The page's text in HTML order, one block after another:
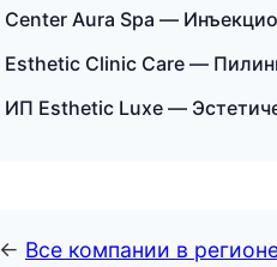
Center Aura Spa —
Esthetic Clinic Care —
ИП Esthetic Luxe —
← Все компании в